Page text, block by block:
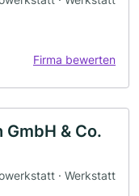
Firma bewerten
& Co.
· Werkstatt